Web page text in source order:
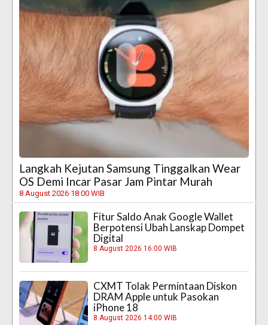
Langkah Kejutan Samsung Tinggalkan Wear
OS Demi Incar Pasar Jam Pintar Murah
8 August 2026 18:00 WIB
Fitur Saldo Anak Google Wallet
Berpotensi Ubah Lanskap Dompet
Digital
8 August 2026 16:00 WIB
CXMT Tolak Permintaan Diskon
DRAM Apple untuk Pasokan
iPhone 18
8 August 2026 14:00 WIB